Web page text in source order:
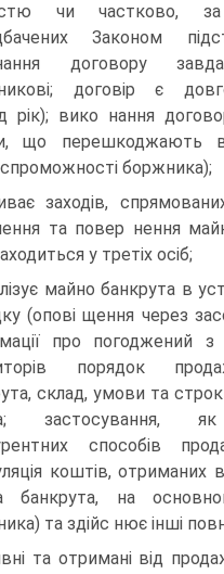
чи частково, за
Законом
договору
договір є
рік); вико нання
що перешкоджають
боржника);
заходів,
та повер нення
у третіх осіб;
майно банкрута в
(опові щення через
про погоджений
порядок
склад, умови та
застосування,
способів
коштів, отриманих
банкрута, на
та здійс нює інші
та отримані від